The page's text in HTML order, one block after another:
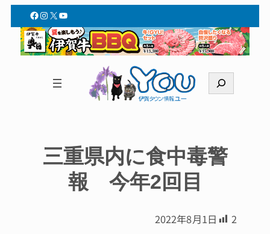
Facebook
Instagram
X YouTube
索
三重県内に食中毒警
報 今年2回目
2022年8月1日 2